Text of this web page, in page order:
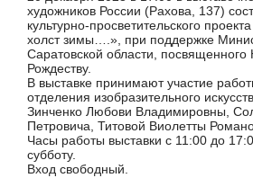
художников России (Рахова, 137)
культурно-просветительского
холст зимы….», при поддержке
Саратовской области, посвященного
Рождеству.
В выставке принимают участие
отделения изобразительного
Зинченко Любови Владимировны,
Петровича, Титовой Виолетты
Часы работы выставки с 11:00 до
субботу.
Вход свободный.